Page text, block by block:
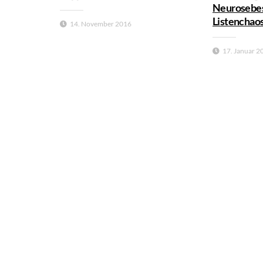
14. November 2016
17. Januar